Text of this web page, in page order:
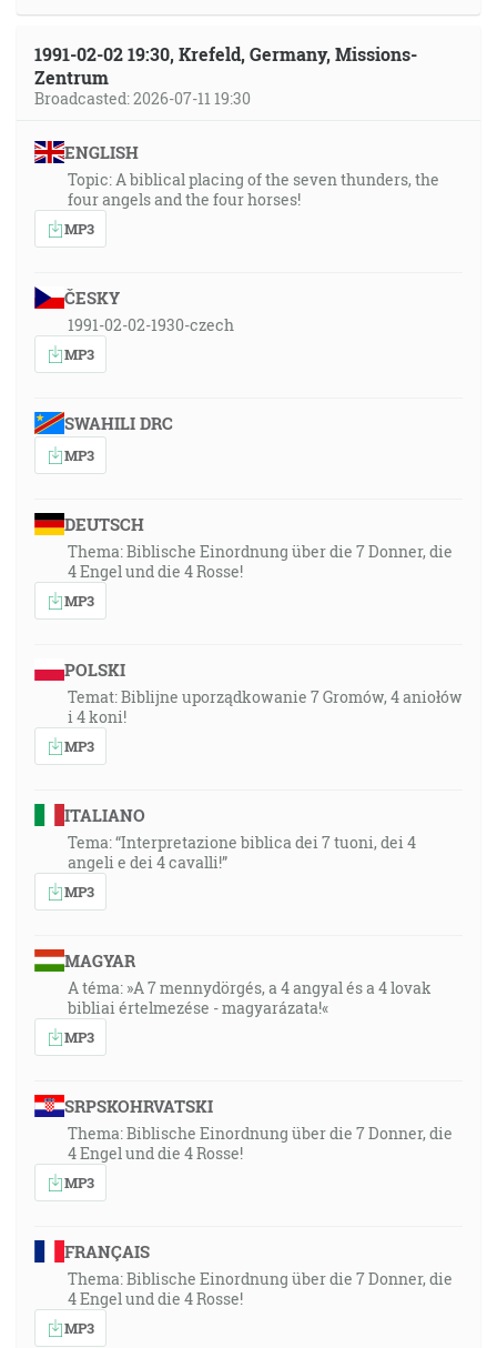
1991-02-02 19:30, Krefeld, Germany, Missions-
Zentrum
Broadcasted: 2026-07-11 19:30
ENGLISH
Topic: A biblical placing of the seven thunders, the
four angels and the four horses!
MP3
ČESKY
1991-02-02-1930-czech
MP3
SWAHILI DRC
MP3
DEUTSCH
Thema: Biblische Einordnung über die 7 Donner, die
4 Engel und die 4 Rosse!
MP3
POLSKI
Temat: Biblijne uporządkowanie 7 Gromów, 4 aniołów
i 4 koni!
MP3
ITALIANO
Tema: “Interpretazione biblica dei 7 tuoni, dei 4
angeli e dei 4 cavalli!”
MP3
MAGYAR
A téma: »A 7 mennydörgés, a 4 angyal és a 4 lovak
bibliai értelmezése - magyarázata!«
MP3
SRPSKOHRVATSKI
Thema: Biblische Einordnung über die 7 Donner, die
4 Engel und die 4 Rosse!
MP3
FRANÇAIS
Thema: Biblische Einordnung über die 7 Donner, die
4 Engel und die 4 Rosse!
MP3